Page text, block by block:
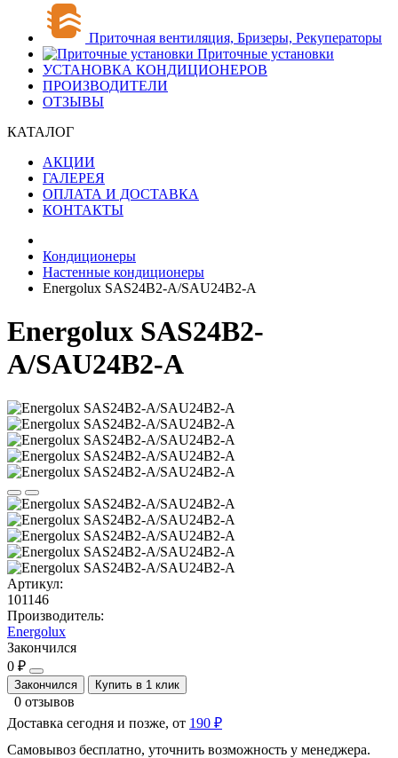
Приточная вентиляция, Бризеры, Рекуператоры
Приточные установки
УСТАНОВКА КОНДИЦИОНЕРОВ
ПРОИЗВОДИТЕЛИ
ОТЗЫВЫ
КАТАЛОГ
АКЦИИ
ГАЛЕРЕЯ
ОПЛАТА И ДОСТАВКА
КОНТАКТЫ
Кондиционеры
Настенные кондиционеры
Energolux SAS24B2-A/SAU24B2-A
Energolux SAS24B2-
A/SAU24B2-A
Артикул:
101146
Производитель:
Energolux
Закончился
0 ₽
Закончился Купить в 1 клик
0 отзывов
Доставка сегодня и позже, от 190 ₽
Самовывоз бесплатно, уточнить возможность у менеджера.